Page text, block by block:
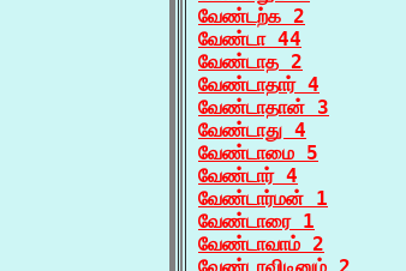
வேண்டற்க 2
வேண்டா 44
வேண்டாத 2
வேண்டாதார் 4
வேண்டாதான் 3
வேண்டாது 4
வேண்டாமை 5
வேண்டார் 4
வேண்டார்மன் 1
வேண்டாரை 1
வேண்டாவாம் 2